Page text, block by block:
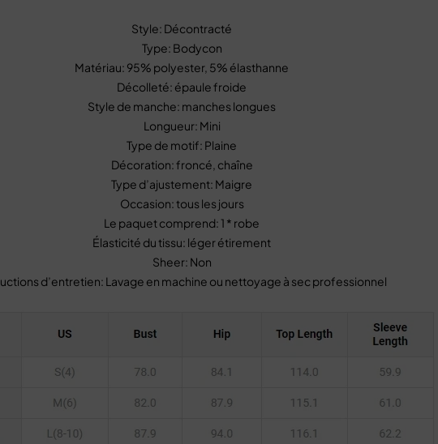
Style: Décontracté
Type: Bodycon
Matériau: 95% polyester, 5% élasthanne
Décolleté: épaule froide
Style de manche: manches longues
Longueur: Mini
Type de motif: Plaine
Décoration: froncé, chaîne
Type d’ajustement: Maigre
Occasion: tous les jours
Le paquet comprend: 1 * robe
Élasticité du tissu: léger étirement
Sheer: Non
d’entretien: Lavage en machine ou nettoyage à sec professionnel